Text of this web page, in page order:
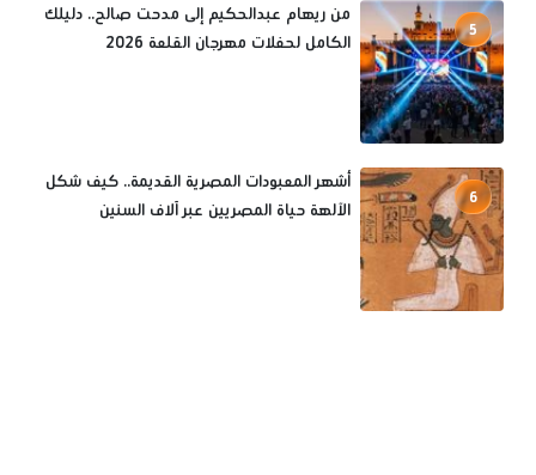
5
من ريهام عبدالحكيم إلى مدحت صالح.. دليلك
الكامل لحفلات مهرجان القلعة 2026
6
أشهر المعبودات المصرية القديمة.. كيف شكل
الآلهة حياة المصريين عبر آلاف السنين